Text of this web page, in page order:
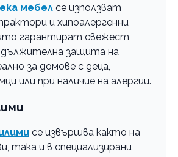
мебел се използват
и хипоалергенни
гарантират свежест,
защита на
за домове с деца,
или при наличие на алергии.
се извършва както на
така и в специализирани